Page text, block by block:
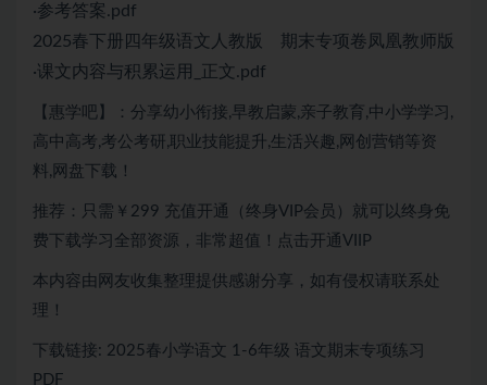
·参考答案.pdf
2025春下册四年级语文人教版 期末专项卷凤凰教师版
·课文内容与积累运用_正文.pdf
【惠学吧】：分享幼小衔接,早教启蒙,亲子教育,中小学学习,
高中高考,考公考研,职业技能提升,生活兴趣,网创营销等资
料,网盘下载！
推荐：只需￥299 充值开通（终身VIP会员）就可以终身免
费下载学习全部资源，非常超值！点击开通VIIP
本内容由网友收集整理提供感谢分享，如有侵权请联系处
理！
下载链接: 2025春小学语文 1-6年级 语文期末专项练习
PDF